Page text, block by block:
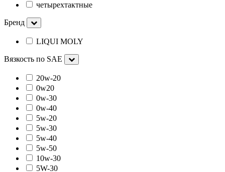
четырехтактные
Бренд
LIQUI MOLY
Вязкость по SAE
20w-20
0w20
0w-30
0w-40
5w-20
5w-30
5w-40
5w-50
10w-30
5W-30